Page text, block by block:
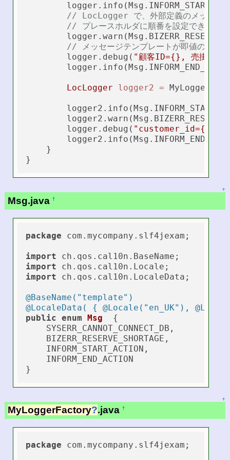
// LocLogger で、外部定義のメッセージ
// プレースホルダに順番を設定でき
// メッセージテンプレートが即値の場合
        logger.debug(
"顧客ID={}, 売掛金
LocLogger logger2 =
        logger.debug(
"customer_id={},
    }
↑
Msg.java †
package com.mycompany.slf4jexam;
import
import
import ch.qos.cal10n.LocaleData;
@BaseName("template")
@LocaleData( { @Locale("en_UK"),
public enum Msg
  {
    SYSERR_CANNOT_CONNECT_DB,
    BIZERR_RESERVE_SHORTAGE,
    INFORM_START_ACTION,
    INFORM_END_ACTION
↑
MyLoggerFactory?.java †
package com.mycompany.slf4jexam;